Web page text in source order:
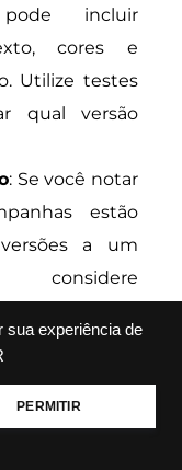
sua experiência de
PERMITIR
incluir
cores e
Utilize testes
qual versão
: Se você notar
estão
a um
consumidor